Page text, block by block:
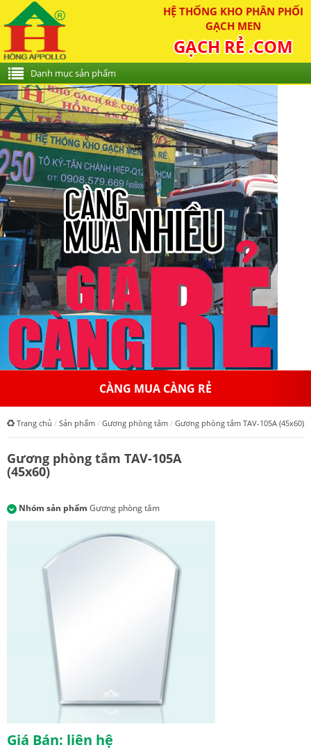
HỆ THỐNG KHO PHÂN PHỐI
GẠCH MEN
GẠCH RẺ .COM
Danh mục sản phẩm
CÀNG MUA CÀNG RẺ
Trang chủ Sản phẩm Gương phòng tắm Gương phòng tắm TAV-105A (45x60)
Gương phòng tắm TAV-105A
(45x60)
Nhóm sản phẩm Gương phòng tắm
Giá Bán: liên hệ